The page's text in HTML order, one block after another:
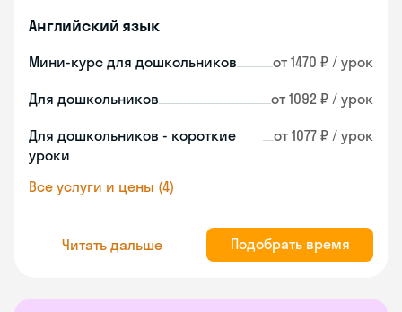
Английский язык
Мини-курс для дошкольников от 1470 ₽ / урок
Для дошкольников от 1092 ₽ / урок
Для дошкольников - короткие
уроки
от 1077 ₽ / урок
Все услуги и цены (4)
Читать дальше Подобрать время